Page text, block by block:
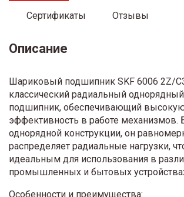
Сертификаты Отзывы
Описание
Шариковый подшипник SKF 6006 2Z/
классический радиальный
подшипник, обеспечивающий
эффективность в работе механизмов.
однорядной конструкции, он
распределяет радиальные нагрузки,
идеальным для использования в
промышленных и бытовых
Особенности и преимущества: